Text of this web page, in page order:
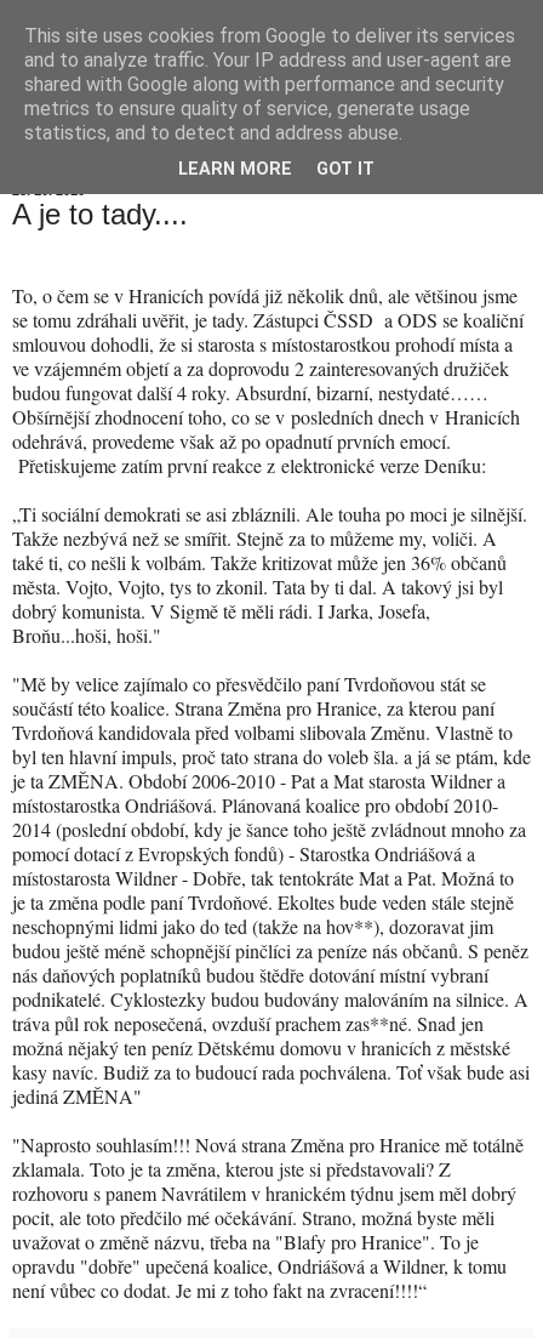
Hranické listy
A je to tady....
To, o čem se v Hranicích povídá již několik dnů, ale většinou jsme
se tomu zdráhali uvěřit, je tady. Zástupci ČSSD a ODS se koaliční
smlouvou dohodli, že si starosta s místostarostkou prohodí místa a
ve vzájemném objetí a za doprovodu 2 zainteresovaných družiček
budou fungovat další 4 roky. Absurdní, bizarní, nestydaté……
Obšírnější zhodnocení toho, co se v posledních dnech v Hranicích
odehrává, provedeme však až po opadnutí prvních emocí.
Přetiskujeme zatím první reakce z elektronické verze Deníku:
„Ti sociální demokrati se asi zbláznili. Ale touha po moci je silnější.
Takže nezbývá než se smířit. Stejně za to můžeme my, voliči. A
také ti, co nešli k volbám. Takže kritizovat může jen 36% občanů
města. Vojto, Vojto, tys to zkonil. Tata by ti dal. A takový jsi byl
dobrý komunista. V Sigmě tě měli rádi. I Jarka, Josefa,
Broňu...hoši, hoši."
"Mě by velice zajímalo co přesvědčilo paní Tvrdoňovou stát se
součástí této koalice. Strana Změna pro Hranice, za kterou paní
Tvrdoňová kandidovala před volbami slibovala Změnu. Vlastně to
byl ten hlavní impuls, proč tato strana do voleb šla. a já se ptám, kde
je ta ZMĚNA. Období 2006-2010 - Pat a Mat starosta Wildner a
místostarostka Ondriášová. Plánovaná koalice pro období 2010-
2014 (poslední období, kdy je šance toho ještě zvládnout mnoho za
pomocí dotací z Evropských fondů) - Starostka Ondriášová a
místostarosta Wildner - Dobře, tak tentokráte Mat a Pat. Možná to
je ta změna podle paní Tvrdoňové. Ekoltes bude veden stále stejně
neschopnými lidmi jako do ted (takže na hov**), dozoravat jim
budou ještě méně schopnější pinčlíci za peníze nás občanů. S peněz
nás daňových poplatníků budou štědře dotování místní vybraní
podnikatelé. Cyklostezky budou budovány malováním na silnice. A
tráva půl rok neposečená, ovzduší prachem zas**né. Snad jen
možná nějaký ten peníz Dětskému domovu v hranicích z městské
kasy navíc. Budiž za to budoucí rada pochválena. Toť však bude asi
jediná ZMĚNA"
"Naprosto souhlasím!!! Nová strana Změna pro Hranice mě totálně
zklamala. Toto je ta změna, kterou jste si představovali? Z
rozhovoru s panem Navrátilem v hranickém týdnu jsem měl dobrý
pocit, ale toto předčilo mé očekávání. Strano, možná byste měli
uvažovat o změně názvu, třeba na "Blafy pro Hranice". To je
opravdu "dobře" upečená koalice, Ondriášová a Wildner, k tomu
není vůbec co dodat. Je mi z toho fakt na zvracení!!!!“
This site uses cookies from Google to deliver its services
and to analyze traffic. Your IP address and user-agent are
shared with Google along with performance and security
metrics to ensure quality of service, generate usage
statistics, and to detect and address abuse.
LEARN MORE GOT IT